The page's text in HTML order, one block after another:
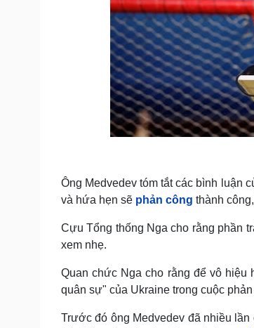
Ông Medvedev tóm tắt các bình luận
và hứa hẹn sẽ phản công thành
Cựu Tổng thống Nga cho rằng phần
xem nhẹ.
Quan chức Nga cho rằng để vô hiệu
quân sự" của Ukraine trong cuộc
Trước đó ông Medvedev đã nhiều